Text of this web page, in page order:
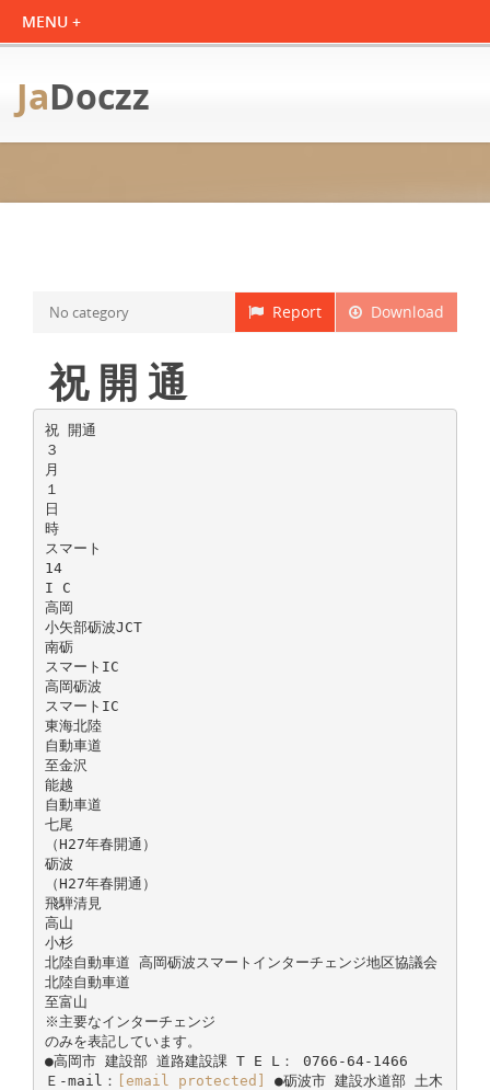
JaDoczz
Download
Report
No category
祝 開 通
祝 開通
３
月
１
日
時
スマート
14
I C
高岡
小矢部砺波JCT
南砺
スマートIC
高岡砺波
スマートIC
東海北陸
自動車道
至金沢
能越
自動車道
七尾
（H27年春開通）
砺波
（H27年春開通）
飛騨清見
高山
小杉
北陸自動車道 高岡砺波スマートインターチェンジ地区協議会
北陸自動車道
至富山
※主要なインターチェンジ
のみを表記しています。
●高岡市 建設部 道路建設課 T E L： 0766-64-1466
Ｅ-mail： [email protected]
●砺波市 建設水道部 土木